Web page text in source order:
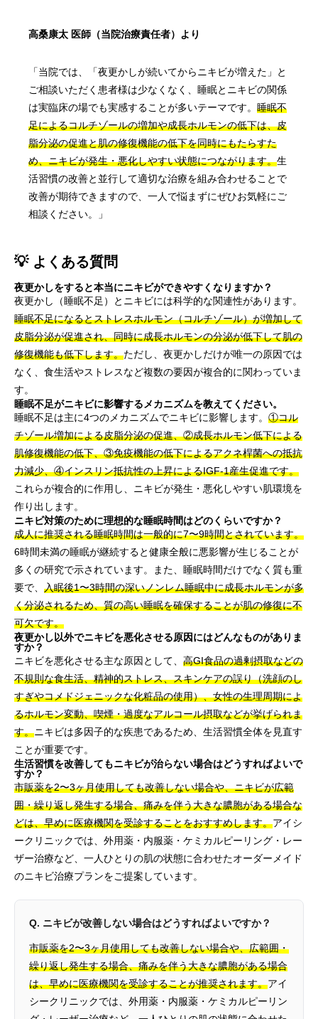
高桑康太 医師（当院治療責任者）より
「当院では、「夜更かしが続いてからニキビが増えた」と
ご相談いただく患者様は少なくなく、睡眠とニキビの関係
は実臨床の場でも実感することが多いテーマです。 睡眠不
足によるコルチゾールの増加や成長ホルモンの低下は、皮
脂分泌の促進と肌の修復機能の低下を同時にもたらすた
め、ニキビが発生・悪化しやすい状態につながります。生
活習慣の改善と並行して適切な治療を組み合わせることで
改善が期待できますので、一人で悩まずにぜひお気軽にご
相談ください。」
💡 よくある質問
夜更かしをすると本当にニキビができやすくなりますか？
夜更かし（睡眠不足）とニキビには科学的な関連性があります。
睡眠不足になるとストレスホルモン（コルチゾール）が増加して
皮脂分泌が促進され、同時に成長ホルモンの分泌が低下して肌の
修復機能も低下します。ただし、夜更かしだけが唯一の原因では
なく、食生活やストレスなど複数の要因が複合的に関わっていま
す。
睡眠不足がニキビに影響するメカニズムを教えてください。
睡眠不足は主に4つのメカニズムでニキビに影響します。 ①コル
チゾール増加による皮脂分泌の促進、②成長ホルモン低下による
肌修復機能の低下、③免疫機能の低下によるアクネ桿菌への抵抗
力減少、④インスリン抵抗性の上昇によるIGF-1産生促進です。
これらが複合的に作用し、ニキビが発生・悪化しやすい肌環境を
作り出します。
ニキビ対策のために理想的な睡眠時間はどのくらいですか？
成人に推奨される睡眠時間は一般的に7〜9時間とされています。
6時間未満の睡眠が継続すると健康全般に悪影響が生じることが
多くの研究で示されています。また、睡眠時間だけでなく質も重
要で、 入眠後1〜3時間の深いノンレム睡眠中に成長ホルモンが多
く分泌されるため、質の高い睡眠を確保することが肌の修復に不
可欠です。
夜更かし以外でニキビを悪化させる原因にはどんなものがありま
すか？
ニキビを悪化させる主な原因として、 高GI食品の過剰摂取などの
不規則な食生活、精神的ストレス、スキンケアの誤り（洗顔のし
すぎやコメドジェニックな化粧品の使用）、女性の生理周期によ
るホルモン変動、喫煙・過度なアルコール摂取などが挙げられま
す。ニキビは多因子的な疾患であるため、生活習慣全体を見直す
ことが重要です。
生活習慣を改善してもニキビが治らない場合はどうすればよいで
すか？
市販薬を2〜3ヶ月使用しても改善しない場合や、ニキビが広範
囲・繰り返し発生する場合、痛みを伴う大きな膿胞がある場合な
どは、早めに医療機関を受診することをおすすめします。アイシ
ークリニックでは、外用薬・内服薬・ケミカルピーリング・レー
ザー治療など、一人ひとりの肌の状態に合わせたオーダーメイド
のニキビ治療プランをご提案しています。
Q. ニキビが改善しない場合はどうすればよいですか？
市販薬を2〜3ヶ月使用しても改善しない場合や、広範囲・
繰り返し発生する場合、痛みを伴う大きな膿胞がある場合
は、早めに医療機関を受診することが推奨されます。アイ
シークリニックでは、外用薬・内服薬・ケミカルピーリン